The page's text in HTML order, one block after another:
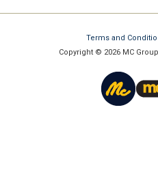
Terms and
Copyright © 2026 MC